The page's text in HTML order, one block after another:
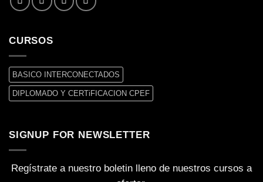
CURSOS
BASICO INTERCONECTADOS
DIPLOMADO Y CERTiFICACION CPEF
SIGNUP FOR NEWSLETTER
Regístrate a nuestro boletin lleno de nuestros cursos a